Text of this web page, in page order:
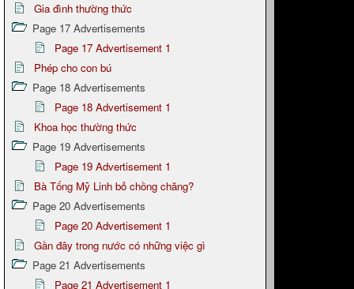
Gia đình thường thức
Page 17 Advertisements
Page 17 Advertisement 1
Phép cho con bú
Page 18 Advertisements
Page 18 Advertisement 1
Khoa học thường thức
Page 19 Advertisements
Page 19 Advertisement 1
Bà Tống Mỹ Linh bỏ chồng chăng?
Page 20 Advertisements
Page 20 Advertisement 1
Gần đây trong nước có những việc gì
Page 21 Advertisements
Page 21 Advertisement 1